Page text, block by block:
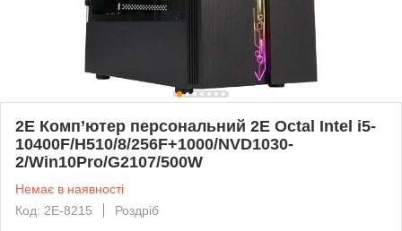
2E Комп’ютер персональний 2E Octal Intel i5-
10400F/H510/8/256F+1000/NVD1030-
2/Win10Pro/G2107/500W
Немає в наявності
Код: 2E-8215
Роздріб